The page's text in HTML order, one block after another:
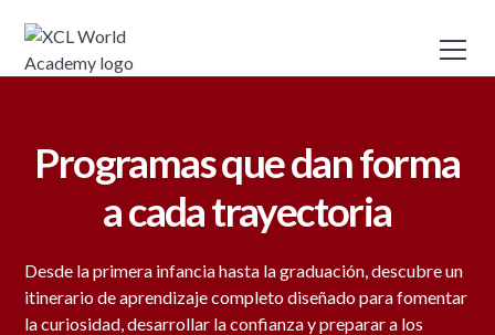
Programas que dan forma
a cada trayectoria
Desde la primera infancia hasta la graduación, descubre un
itinerario de aprendizaje completo diseñado para fomentar
la curiosidad, desarrollar la confianza y preparar a los